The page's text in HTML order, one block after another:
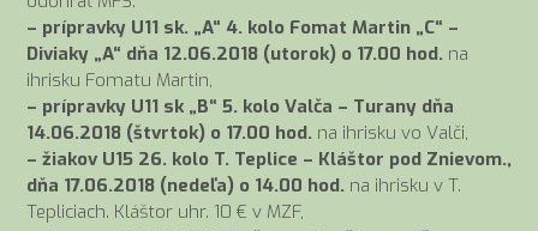
– prípravky U11 sk. „A“ 4. kolo Fomat Martin „C“ –
Diviaky „A“ dňa 12.06.2018 (utorok) o 17.00 hod. na
ihrisku Fomatu Martin,
– prípravky U11 sk „B“ 5. kolo Valča – Turany dňa
14.06.2018 (štvrtok) o 17.00 hod. na ihrisku vo Valči,
– žiakov U15 26. kolo T. Teplice – Kláštor pod Znievom.,
dňa 17.06.2018 (nedeľa) o 14.00 hod. na ihrisku v T.
Tepliciach. Kláštor uhr. 10 € v MZF,